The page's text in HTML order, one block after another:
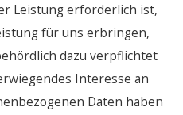
Leistung erforderlich ist,
für uns erbringen,
dazu verpflichtet
Interesse an
Daten haben